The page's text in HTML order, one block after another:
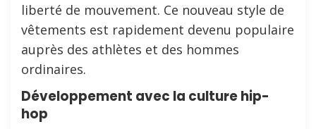
liberté de mouvement. Ce nouveau style de
vêtements est rapidement devenu populaire
auprès des athlètes et des hommes
ordinaires.
Développement avec la culture hip-
hop